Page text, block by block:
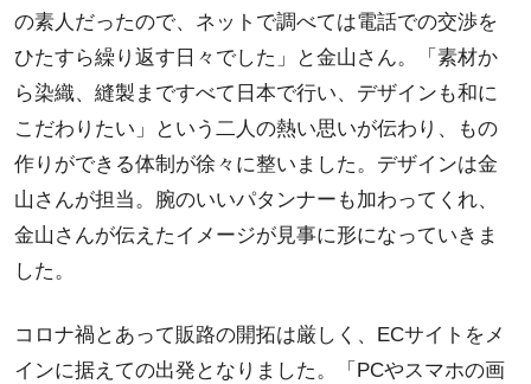
の素人だったので、ネットで調べては電話での交渉を
ひたすら繰り返す日々でした」と金山さん。「素材か
ら染織、縫製まですべて日本で行い、デザインも和に
こだわりたい」という二人の熱い思いが伝わり、もの
作りができる体制が徐々に整いました。デザインは金
山さんが担当。腕のいいパタンナーも加わってくれ、
金山さんが伝えたイメージが見事に形になっていきま
した。
コロナ禍とあって販路の開拓は厳しく、ECサイトをメ
インに据えての出発となりました。「PCやスマホの画